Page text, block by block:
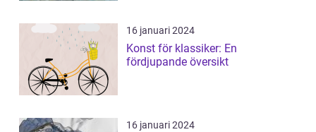
16 januari 2024
Konst för klassiker: En
fördjupande översikt
16 januari 2024